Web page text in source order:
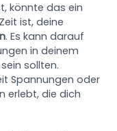
könnte das ein
ist, deine
. Es kann darauf
in deinem
sollten.
Spannungen oder
erlebt, die dich